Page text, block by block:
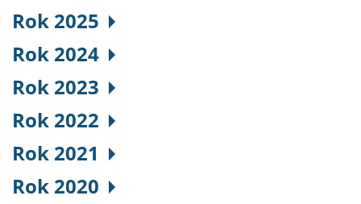
Rok 2025
Rok 2024
Rok 2023
Rok 2022
Rok 2021
Rok 2020